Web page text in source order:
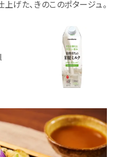
げた、きのこのポタージュ。